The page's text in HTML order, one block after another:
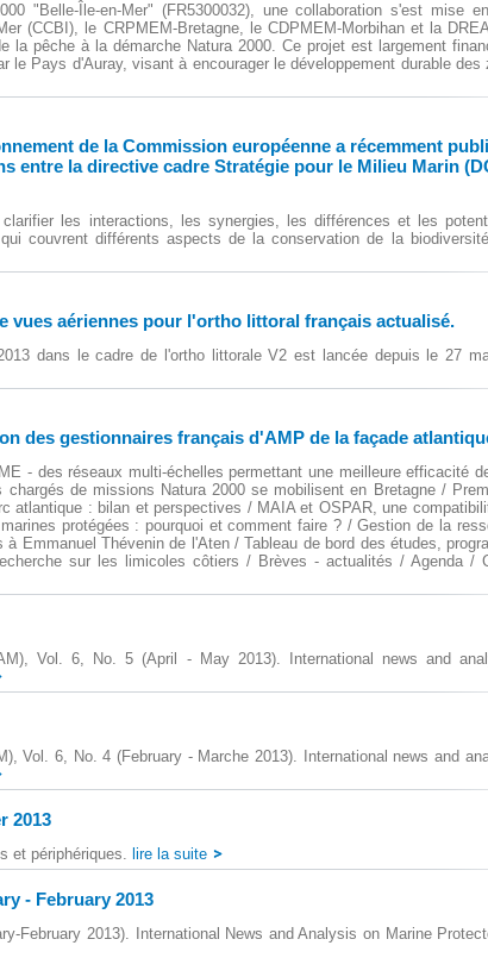
"Belle-Île-en-Mer" (FR5300032), une collaboration s'est mise
(CCBI), le CRPMEM-Bretagne, le CDPMEM-Morbihan et la
la pêche à la démarche Natura 2000. Ce projet est largement
le Pays d'Auray, visant à encourager le développement durable des
de la Commission européenne a récemment
entre la directive cadre Stratégie pour le Milieu Marin
les interactions, les synergies, les différences et les
couvrent différents aspects de la conservation de la
vues aériennes pour l'ortho littoral français actualisé.
dans le cadre de l'ortho littorale V2 est lancée depuis le 27
des gestionnaires français d'AMP de la façade
- des réseaux multi-échelles permettant une meilleure efficacité
de missions Natura 2000 se mobilisent en Bretagne /
atlantique : bilan et perspectives / MAIA et OSPAR, une
protégées : pourquoi et comment faire ? / Gestion de la
Emmanuel Thévenin de l'Aten / Tableau de bord des études,
sur les limicoles côtiers / Brèves - actualités / Agenda /
Vol. 6, No. 5 (April - May 2013). International news and
Vol. 6, No. 4 (February - Marche 2013). International news and
2013
et périphériques. lire la suite
- February 2013
February 2013). International News and Analysis on Marine